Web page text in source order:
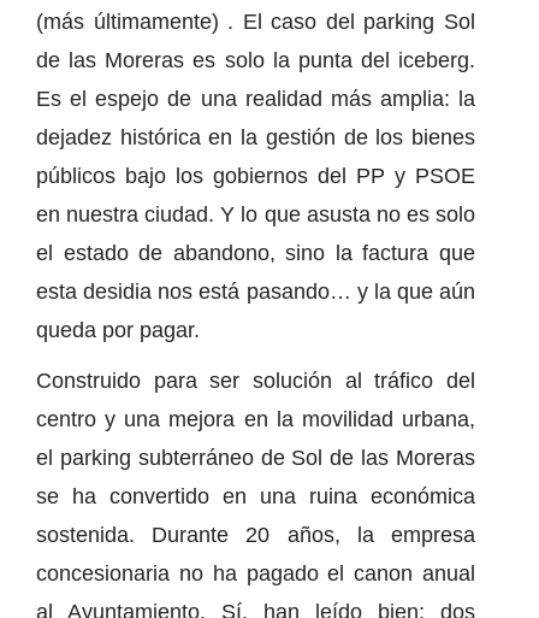
(más últimamente) . El caso del parking Sol
de las Moreras es solo la punta del iceberg.
Es el espejo de una realidad más amplia: la
dejadez histórica en la gestión de los bienes
públicos bajo los gobiernos del PP y PSOE
en nuestra ciudad. Y lo que asusta no es solo
el estado de abandono, sino la factura que
esta desidia nos está pasando… y la que aún
queda por pagar.
Construido para ser solución al tráfico del
centro y una mejora en la movilidad urbana,
el parking subterráneo de Sol de las Moreras
se ha convertido en una ruina económica
sostenida. Durante 20 años, la empresa
concesionaria no ha pagado el canon anual
al Ayuntamiento. Sí, han leído bien: dos